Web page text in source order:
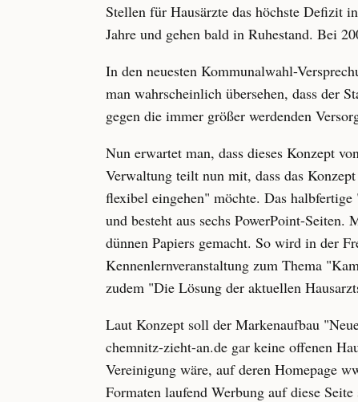
Stellen für Hausärzte das höchste Defizit
Jahre und gehen bald in Ruhestand. Bei
In den neuesten Kommunalwahl-
man wahrscheinlich übersehen, dass der
gegen die immer größer werdenden
Nun erwartet man, dass dieses Konzept
Verwaltung teilt nun mit, dass das
flexibel eingehen" möchte. Das
und besteht aus sechs PowerPoint-
dünnen Papiers gemacht. So wird in der
Kennenlernveranstaltung zum Thema
zudem "Die Lösung der aktuellen
Laut Konzept soll der Markenaufbau
chemnitz-zieht-an.de gar keine offenen
Vereinigung wäre, auf deren Homepage
Formaten laufend Werbung auf diese